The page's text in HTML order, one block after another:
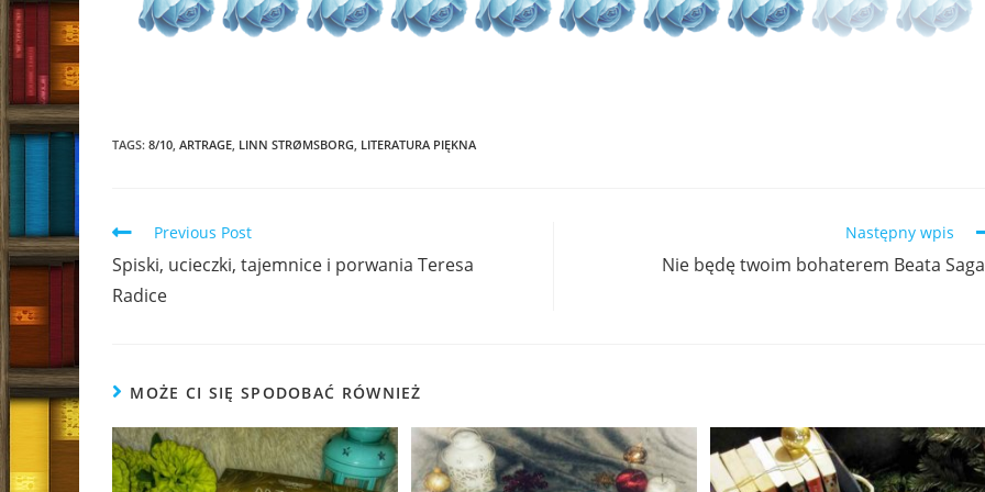
TAGS: 8/10, ARTRAGE, LINN STRØMSBORG, LITERATURA PIĘKNA
Read
more
articles
Previous Post
Spiski, ucieczki, tajemnice i porwania Teresa
Radice
Następny wpis
Nie będę twoim bohaterem Beata
MOŻE CI SIĘ SPODOBAĆ RÓWNIEŻ